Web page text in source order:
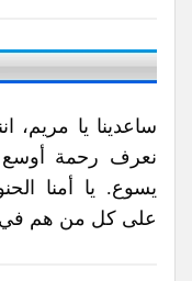
ساعدينا يا مريم،
نعرف رحمة
يسوع. يا أمنا
على كل من هم في